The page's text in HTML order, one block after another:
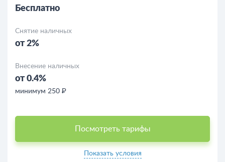
Бесплатно
Снятие наличных
от 2%
Внесение наличных
от 0.4%
минимум 250 ₽
Посмотреть тарифы
Показать условия